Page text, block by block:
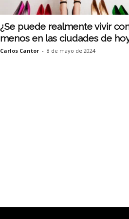
¿Se puede realmente vivir
menos en las ciudades de
Carlos Cantor - 8 de mayo de 2024